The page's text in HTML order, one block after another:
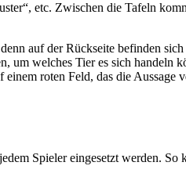
etc. Zwischen die Tafeln
auf der Rückseite befinden
welches Tier es sich handeln
roten Feld, das die Aussage
Spieler eingesetzt werden. So